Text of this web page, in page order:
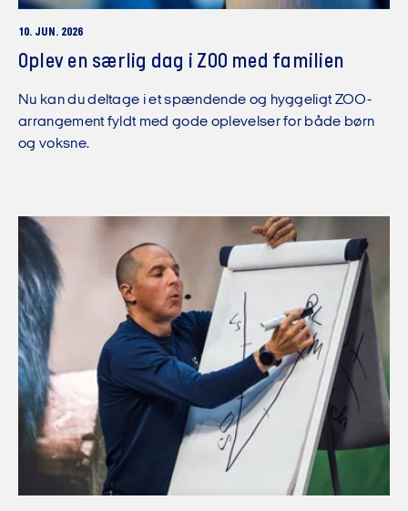
10. JUN. 2026
Oplev en særlig dag i ZOO med familien
Nu kan du deltage i et spændende og hyggeligt ZOO-
arrangement fyldt med gode oplevelser for både børn
og voksne.